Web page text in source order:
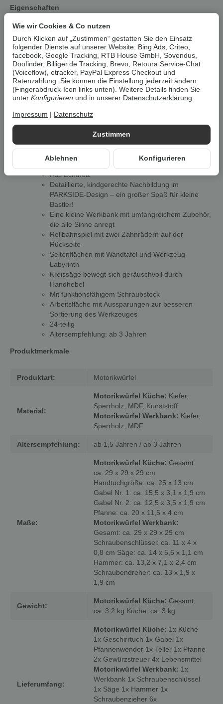
Eigenschaften
Fördert die Fantasie und Kreativität
Trainiert Feinmotorik, Ausdauer und Hand-Augen-
Koordination.
Motorikwürfel Küche
Eine kleine Küche mit umfangreichem Zubehör, die
alle Sinne anregt
Mit Zutaten-Labyrinth auf der Rückseite
Mit Geschirrtuchhalter
Steckspiel
Mit Temperatur- und Zeitregler für Herd und
12-teilig
Altersempfehlung: ab 1,5 Jahren
Aus Echtholz
Detaillierte, kindgerechte Nachbildung im
PARKSIDE-Design – ein großer Spaß für kleine
Bastler!
Eine kleine Werkbank mit umfangreichem Zubehör,
die alle Sinne anregt
Rollbahnspiel mit zwei Zahnrädern auf der
Rückseite
Seitenflächen mit Wandtafel und Werkzeug-
Labyrinth
Kreissäge bewegt sich geräuschvoll durch
Handhebel
Mit funktionsfähigem Schraubstock
Arbeitsfläche mit Aussparungen zur besseren
Sortierung des Werkzeuges
24-teilig
Altersempfehlung: ab 3 Jahren
Produktmerkmale
Produktart: Motorikwürfel
Material:
Motorikwürfel Küche: Kiefer,
Sperrholz, MDF, Kunststoff
Motorikwürfel Werkbank: Kiefer,
Sperrholz, MDF
Altersempfehlung: ab 1,5 Jahren / ab 3 Jahren
Maße:
Motorikwürfel Küche: Gesamt:
ca. 29 x 29 x 29 cm
Handtuchgröße: ca. 25 x 13 cm
Gabel Nr. 1: ca. 15,5 x 3,1 x 1,9 cm
Gabel Nr. 2: ca. 12,5 x 3,5 x 1,9 cm
Pfanne: ca. 20 x 11,5 x 4 cm
Motorikwürfel Werkbank:
Gesamt: ca. 29 x 29 x 29 cm
Schraubenschlüssel: ca. 11 x 4 x
0,8 cm Säge: ca. 14 x 5,6 x 1,1 cm
Hammer: ca. 13,2 x 7,1 x 2,4 cm
Schraubendreher: ca. 13 x 1,9 x
1,9 cm
Gewicht:
Motorikwürfel Küche: Gesamt:
ca. 3,2 kg Küche: ca. 3 kg
Lieferumfang:
Motorikwürfel Küche: 1x Küche
1x Geschirrtuch 1x Gabel 1x
Pfannenwender 1x Teller 1x Pfanne
2x Gewürzstreuer 4x Lebensmittel
Motorikwürfel Werkbank: 1x
Werkbank 1x Schraubenschlüssel
1x Säge 1x Hammer 1x
Schraubenzieher 6x
Zustimmen
Ablehnen Konfigurieren
Wie wir Cookies & Co nutzen
Durch Klicken auf „Zustimmen“ gestatten Sie den Einsatz
folgender Dienste auf unserer Website: Bing Ads, Criteo,
facebook, Google Tracking, RTB House GmbH, Sovendus,
Doofinder, Billiger.de Tracking, Brevo, Retoura Service-Chat
(Voiceflow), etracker, PayPal Express Checkout und
Ratenzahlung. Sie können die Einstellung jederzeit ändern
(Fingerabdruck-Icon links unten). Weitere Details finden Sie
unter Konfigurieren und in unserer Datenschutzerklärung
Impressum Datenschutz